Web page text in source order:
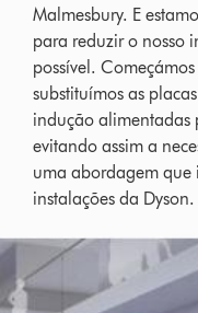
Malmesbury. E
para reduzir o nosso
possível.
substituímos as
indução alimentadas
evitando assim a
uma abordagem que
instalações da Dyson.